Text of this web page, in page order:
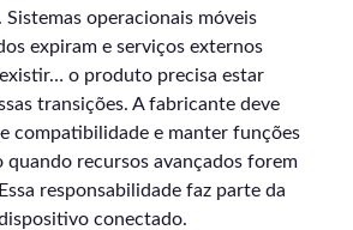
operacionais móveis
expiram e serviços externos
o produto precisa estar
transições. A fabricante deve
compatibilidade e manter funções
quando recursos avançados forem
responsabilidade faz parte da
conectado.